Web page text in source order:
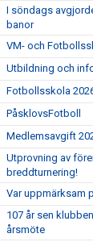
I söndags
banor
VM- och
Utbildning och
Fotbollsskola
PåsklovsFotboll
Medlemsavgift
Utprovning av
breddturnering!
Var uppmärksam
107 år sen
årsmöte